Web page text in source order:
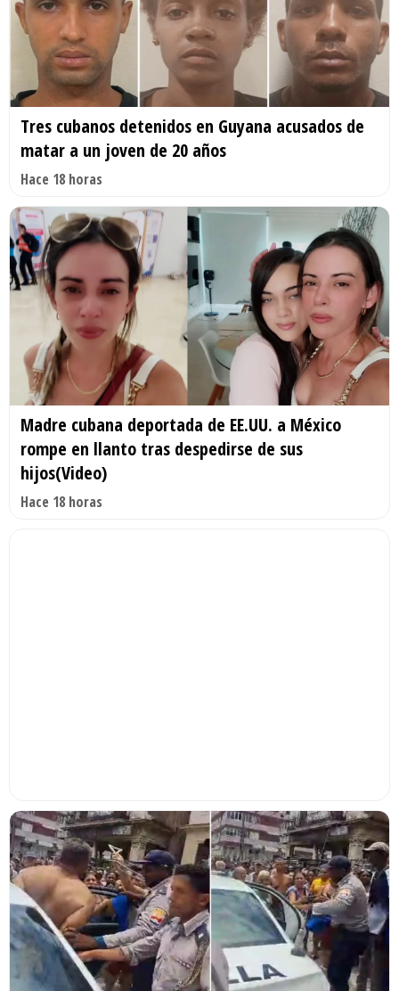
Tres cubanos detenidos en Guyana acusados de
matar a un joven de 20 años
Hace 18 horas
Madre cubana deportada de EE.UU. a México
rompe en llanto tras despedirse de sus
hijos(Video)
Hace 18 horas